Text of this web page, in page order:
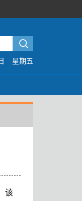
星期五
该